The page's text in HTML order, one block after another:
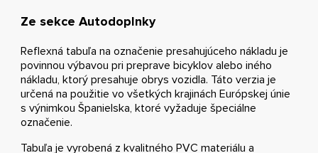
Ze sekce Autodoplnky
Reflexná tabuľa na označenie presahujúceho nákladu je
povinnou výbavou pri preprave bicyklov alebo iného
nákladu, ktorý presahuje obrys vozidla. Táto verzia je
určená na použitie vo všetkých krajinách Európskej únie
s výnimkou Španielska, ktoré vyžaduje špeciálne
označenie.
Tabuľa je vyrobená z kvalitného PVC materiálu a